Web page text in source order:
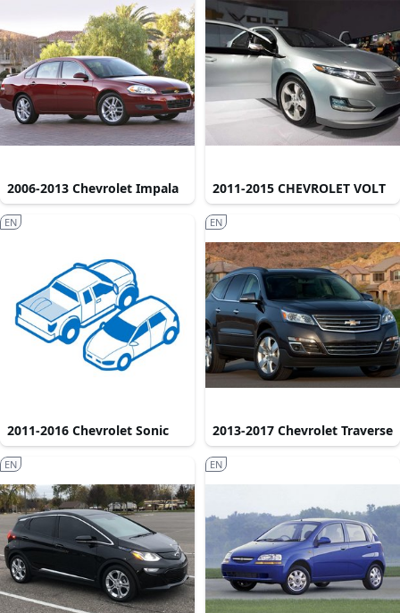
2006-2013 Chevrolet Impala 2011-2015 CHEVROLET VOLT
2011-2016 Chevrolet Sonic
EN
2013-2017 Chevrolet Traverse
EN
EN EN